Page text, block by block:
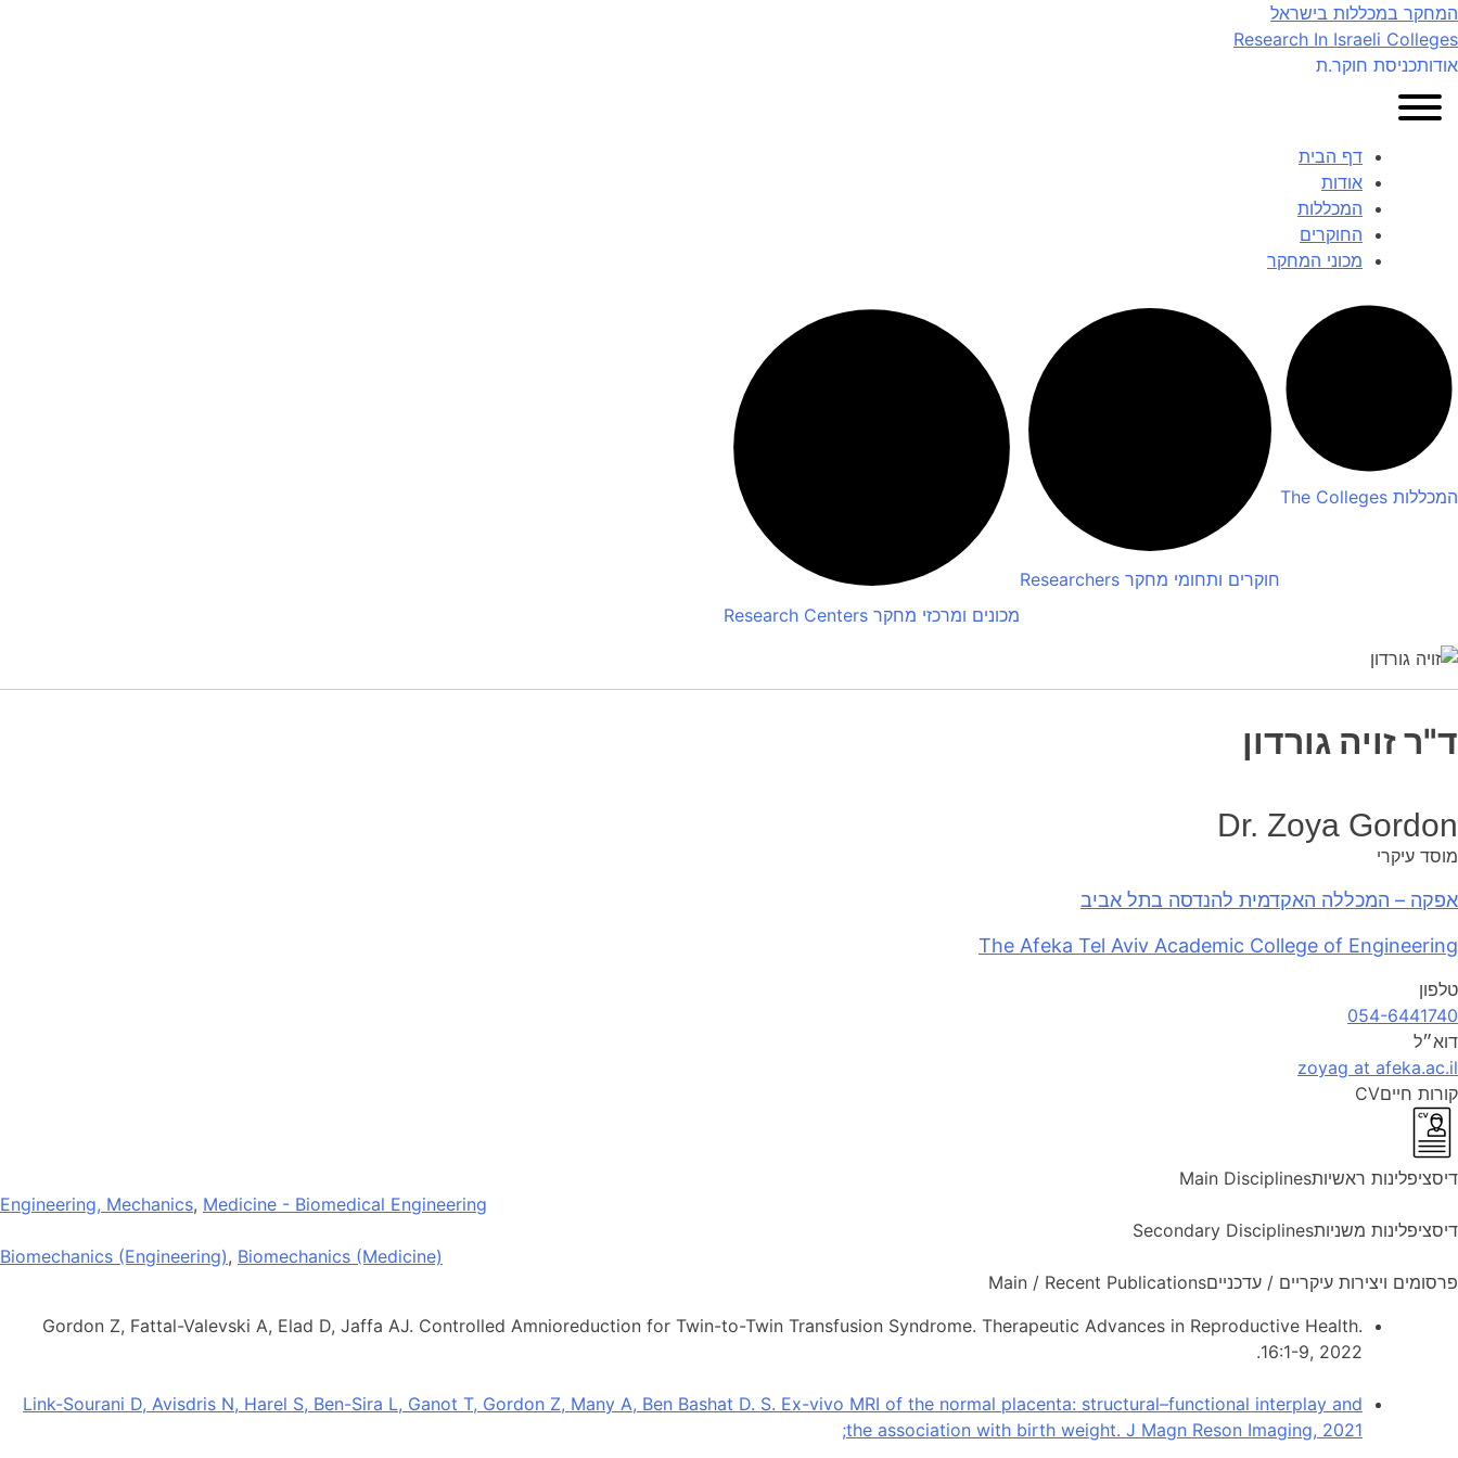
Skip
to
content
המחקר במכללות בישראל
Research In Israeli Colleges
אודותכניסת חוקר.ת
דף הבית
אודות
המכללות
החוקרים
מכוני המחקר
המכללות The Colleges
חוקרים ותחומי מחקר Researchers
מכונים ומרכזי מחקר Research Centers
ד"ר זויה גורדון
Dr. Zoya Gordon
מוסד עיקרי
אפקה – המכללה האקדמית להנדסה בתל אביב
The Afeka Tel Aviv Academic College of Engineering
טלפון
054-6441740
דוא״ל
zoyag at afeka.ac.il
קורות חייםCV
דיסציפלינות ראשיותMain Disciplines
Engineering, Mechanics, Medicine - Biomedical Engineering
דיסציפלינות משניותSecondary Disciplines
Biomechanics (Engineering), Biomechanics (Medicine)
פרסומים ויצירות עיקריים / עדכנייםMain / Recent Publications
Gordon Z, Fattal-Valevski A, Elad D, Jaffa AJ. Controlled Amnioreduction for Twin-to-Twin Transfusion Syndrome. Therapeutic Advances in Reproductive Health.
16:1-9, 2022.
Link-Sourani D, Avisdris N, Harel S, Ben-Sira L, Ganot T, Gordon Z, Many A, Ben Bashat D. S. Ex-vivo MRI of the normal placenta: structural–functional interplay and
the association with birth weight. J Magn Reson Imaging, 2021;